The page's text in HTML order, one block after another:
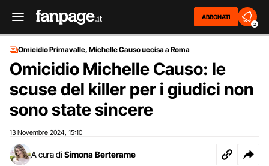
ABBONATI
2
Omicidio Primavalle, Michelle Causo uccisa a Roma
Omicidio Michelle Causo: le
scuse del killer per i giudici non
sono state sincere
13 Novembre 2024 15:10
A cura di Simona Berterame